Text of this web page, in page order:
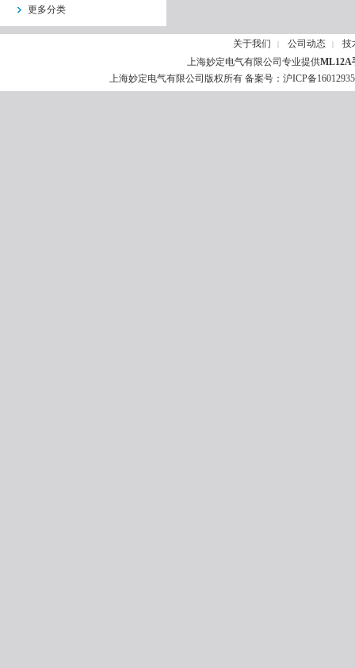
更多分类
关于我们 | 公司动态 |
技
上海妙定电气有限公司专业提供ML12A
上海妙定电气有限公司版权所有 备案号： 沪ICP备